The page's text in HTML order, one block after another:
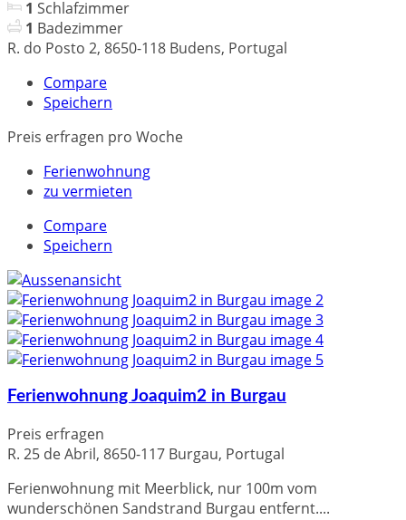
1 Schlafzimmer
1 Badezimmer
R. do Posto 2, 8650-118 Budens, Portugal
Compare
Speichern
Preis erfragen pro Woche
Ferienwohnung
zu vermieten
Compare
Speichern
Ferienwohnung Joaquim2 in Burgau
Preis erfragen
R. 25 de Abril, 8650-117 Burgau, Portugal
Ferienwohnung mit Meerblick, nur 100m vom
wunderschönen Sandstrand Burgau entfernt....